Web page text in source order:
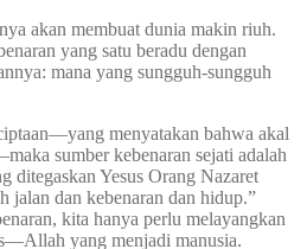
akan membuat dunia makin riuh.
yang satu beradu dengan
mana yang sungguh-sungguh
menyatakan bahwa akal
sumber kebenaran sejati adalah
ditegaskan Yesus Orang Nazaret
jalan dan kebenaran dan hidup.”
kita hanya perlu melayangkan
yang menjadi manusia.